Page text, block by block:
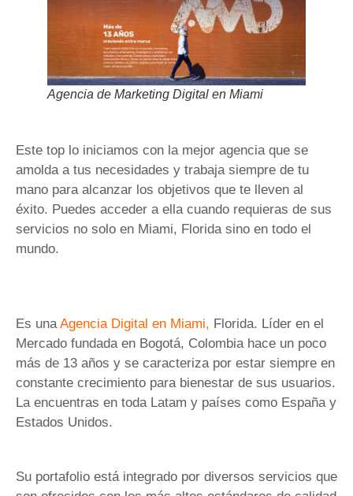
Agencia de Marketing Digital en Miami
Este top lo iniciamos con la mejor agencia que se
amolda a tus necesidades y trabaja siempre de tu
mano para alcanzar los objetivos que te lleven al
éxito. Puedes acceder a ella cuando requieras de sus
servicios no solo en Miami, Florida sino en todo el
mundo.
Es unaAgencia Digital en Miami, Florida. Líder en el
Mercado fundada en Bogotá, Colombia hace un poco
más de 13 años y se caracteriza por estar siempre en
constante crecimiento para bienestar de sus usuarios.
La encuentras en toda Latam y países como España y
Estados Unidos.
Su portafolio está integrado por diversos servicios que